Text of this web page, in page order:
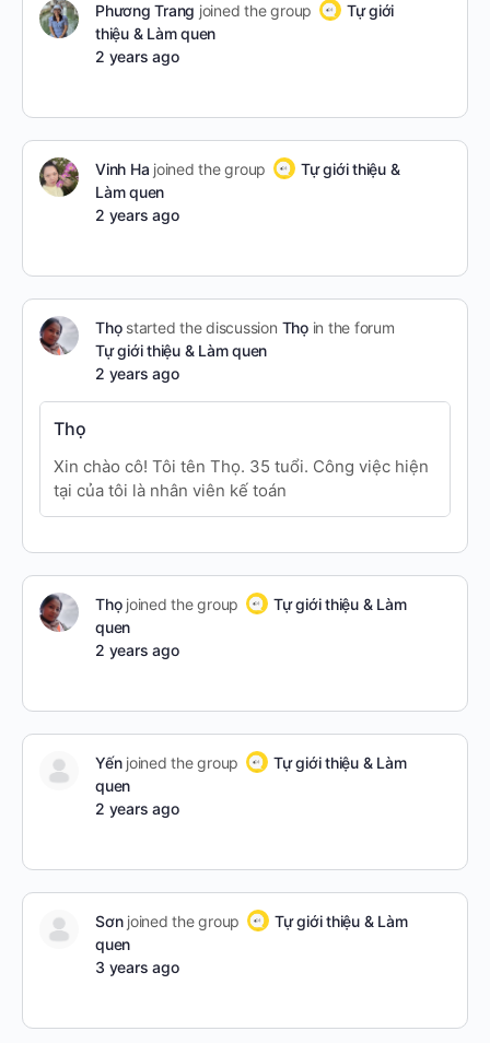
Phương Trang joined the group
Tự giới
thiệu & Làm quen
2 years ago
Vinh Ha joined the group
Tự giới thiệu &
Làm quen
2 years ago
Thọstarted the discussion Thọin the forum
Tự giới thiệu & Làm quen
2 years ago
Thọ
Xin chào cô! Tôi tên Thọ. 35 tuổi. Công việc hiện
tại của tôi là nhân viên kế toán
Thọjoined the group
Tự giới thiệu & Làm
quen
2 years ago
Yếnjoined the group
Tự giới thiệu & Làm
quen
2 years ago
Sơnjoined the group
Tự giới thiệu & Làm
quen
3 years ago